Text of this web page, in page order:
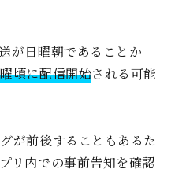
が日曜朝であることか
頃に配信開始される可能
が前後することもあるた
リ内での事前告知を確認